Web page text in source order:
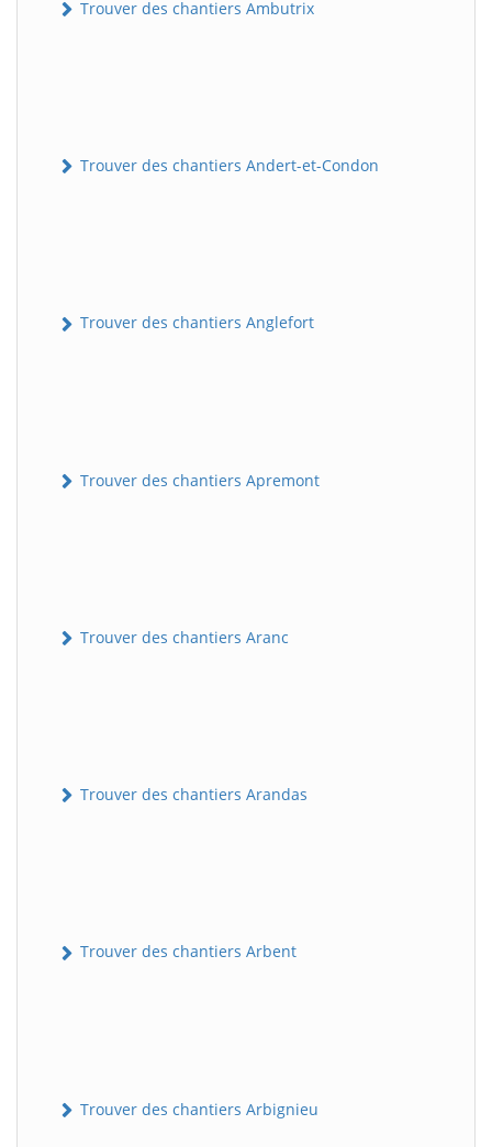
Trouver des chantiers Ambutrix
Trouver des chantiers Andert-et-Condon
Trouver des chantiers Anglefort
Trouver des chantiers Apremont
Trouver des chantiers Aranc
Trouver des chantiers Arandas
Trouver des chantiers Arbent
Trouver des chantiers Arbignieu